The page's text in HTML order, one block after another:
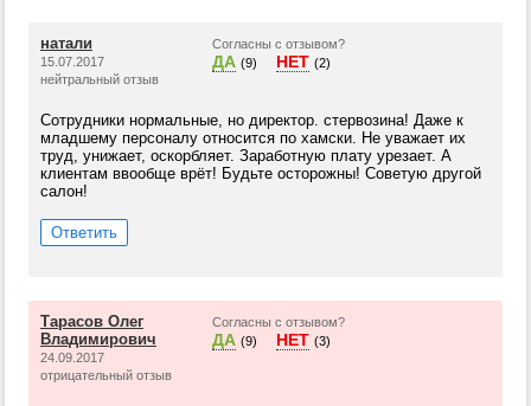
натали
15.07.2017
нейтральный отзыв
Согласны с отзывом?
ДА (9) НЕТ (2)
Сотрудники нормальные, но директор. стервозина! Даже к
младшему персоналу относится по хамски. Не уважает их
труд, унижает, оскорбляет. Заработную плату урезает. А
клиентам ввообще врёт! Будьте осторожны! Советую другой
салон!
Ответить
Тарасов Олег
Владимирович
24.09.2017
отрицательный отзыв
Согласны с отзывом?
ДА (9) НЕТ (3)